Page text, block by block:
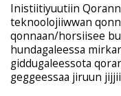
Inistiitiyuutiin
teknoolojiiwwan
qonnaan/horsiisee
hundagaleessa
giddugaleessota
geggeessaa jiruun